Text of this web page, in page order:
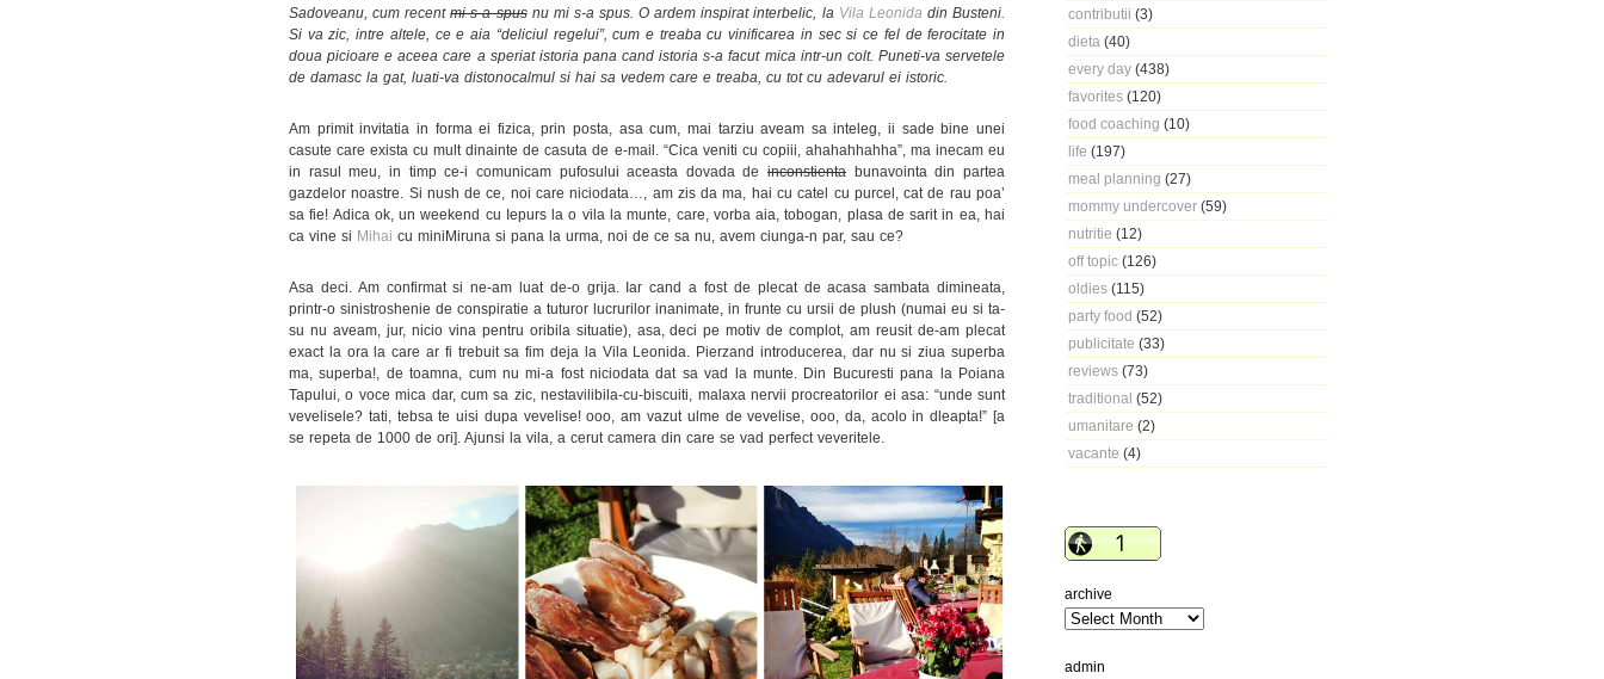
contributii (3)
dieta (40)
every day (438)
favorites (120)
food coaching (10)
life (197)
meal planning (27)
mommy undercover (59)
nutritie (12)
off topic (126)
oldies (115)
party food (52)
publicitate (33)
reviews (73)
traditional (52)
umanitare (2)
vacante (4)
archive
admin
Sadoveanu, cum recentmi s-a spusnu mi s-a spus. O ardem inspirat interbelic, la Vila Leonida din Busteni.
Si va zic, intre altele, ce e aia “deliciul regelui”, cum e treaba cu vinificarea in sec si ce fel de ferocitate in
doua picioare e aceea care a speriat istoria pana cand istoria s-a facut mica intr-un colt. Puneti-va servetele
de damasc la gat, luati-va distonocalmul si hai sa vedem care e treaba, cu tot cu adevarul ei istoric.
Am primit invitatia in forma ei fizica, prin posta, asa cum, mai tarziu aveam sa inteleg, ii sade bine unei
casute care exista cu mult dinainte de casuta de e-mail. “Cica veniti cu copiii, ahahahhahha”, ma inecam eu
in rasul meu, in timp ce-i comunicam pufosului aceasta dovada deinconstienta bunavointa din partea
gazdelor noastre. Si nush de ce, noi care niciodata…, am zis da ma, hai cu catel cu purcel, cat de rau poa’
sa fie! Adica ok, un weekend cu Iepurs la o vila la munte, care, vorba aia, tobogan, plasa de sarit in ea, hai
ca vine si Mihai cu miniMiruna si pana la urma, noi de ce sa nu, avem ciunga-n par, sau ce?
Asa deci. Am confirmat si ne-am luat de-o grija. Iar cand a fost de plecat de acasa sambata dimineata,
printr-o sinistroshenie de conspiratie a tuturor lucrurilor inanimate, in frunte cu ursii de plush (numai eu si ta-
su nu aveam, jur, nicio vina pentru oribila situatie), asa, deci pe motiv de complot, am reusit de-am plecat
exact la ora la care ar fi trebuit sa fim deja la Vila Leonida. Pierzand introducerea, dar nu si ziua superba
ma, superba!, de toamna, cum nu mi-a fost niciodata dat sa vad la munte. Din Bucuresti pana la Poiana
Tapului, o voce mica dar, cum sa zic, nestavilibila-cu-biscuiti, malaxa nervii procreatorilor ei asa: “unde sunt
vevelisele? tati, tebsa te uisi dupa vevelise! ooo, am vazut ulme de vevelise, ooo, da, acolo in dleapta!” [a
se repeta de 1000 de ori]. Ajunsi la vila, a cerut camera din care se vad perfect veveritele.